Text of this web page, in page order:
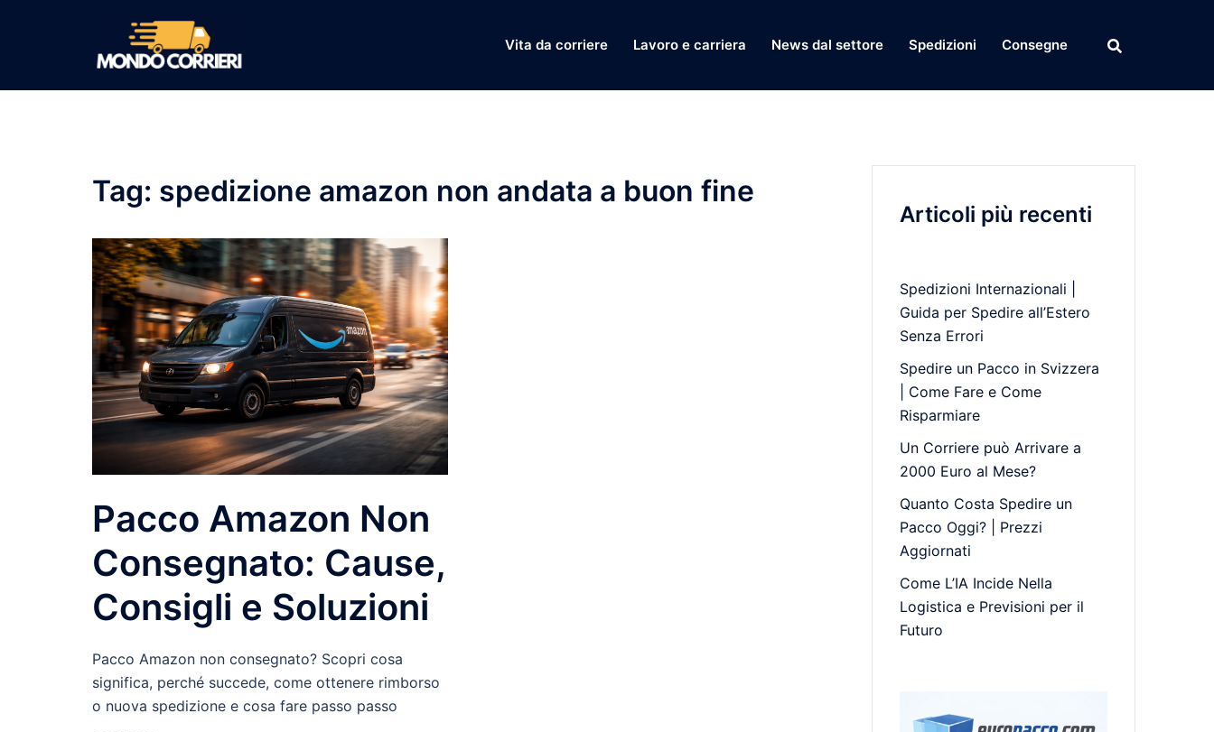
Vita da corriere Lavoro e carriera News dal settore Spedizioni Consegne
Tag: spedizione amazon non andata a buon fine
Pacco Amazon Non
Consegnato: Cause,
Consigli e Soluzioni
Pacco Amazon non consegnato? Scopri cosa
significa, perché succede, come ottenere rimborso
o nuova spedizione e cosa fare passo passo
Articoli più recenti
Spedizioni Internazionali |
Guida per Spedire all’Estero
Senza Errori
Spedire un Pacco in Svizzera
| Come Fare e Come
Risparmiare
Un Corriere può Arrivare a
2000 Euro al Mese?
Quanto Costa Spedire un
Pacco Oggi? | Prezzi
Aggiornati
Come L’IA Incide Nella
Logistica e Previsioni per il
Futuro